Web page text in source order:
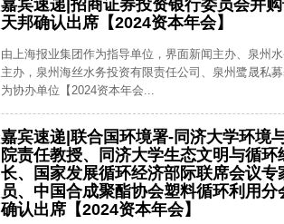
嘉宾速递|招商证券投资银行委员会并
天邦确认出席【2024资本年会】
由上海报业集团作为指导单位，界面新闻主办、泉州
主办，泉州海丝水务投资有限责任公司、泉州鹭晟私
为协办单位【2024资本年会...
嘉宾速递|联合国环境署-同济大学环境
院责任教授、同济大学生态文明与循环
长、国家发展循环经济部际联席会议专
员、中国合成聚酯协会塑料循环利用分
确认出席【2024资本年会】